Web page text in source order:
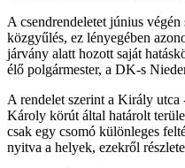
A csendrendeletet június
közgyűlés, ez lényegében
járvány alatt hozott saját
élő polgármester, a DK-s
A rendelet szerint a Király
Károly körút által határolt
csak egy csomó különleges
nyitva a helyek, ezekről